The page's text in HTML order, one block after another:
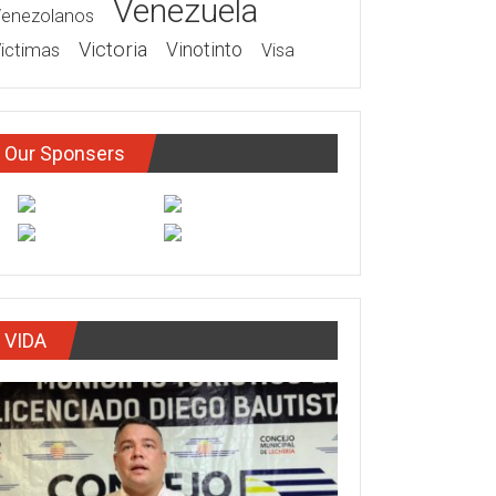
Venezuela
Victoria Vinotinto Visa
Our Sponsers
VIDA